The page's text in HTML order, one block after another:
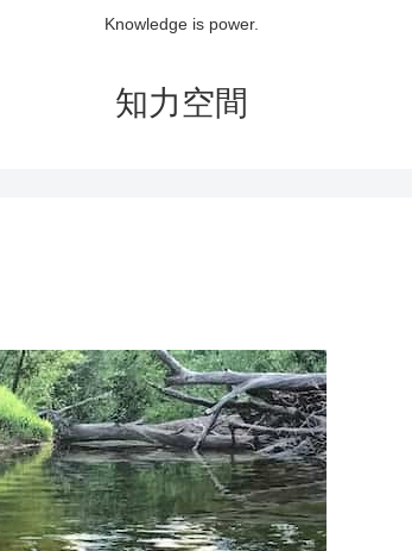
Knowledge is power.
知力空間